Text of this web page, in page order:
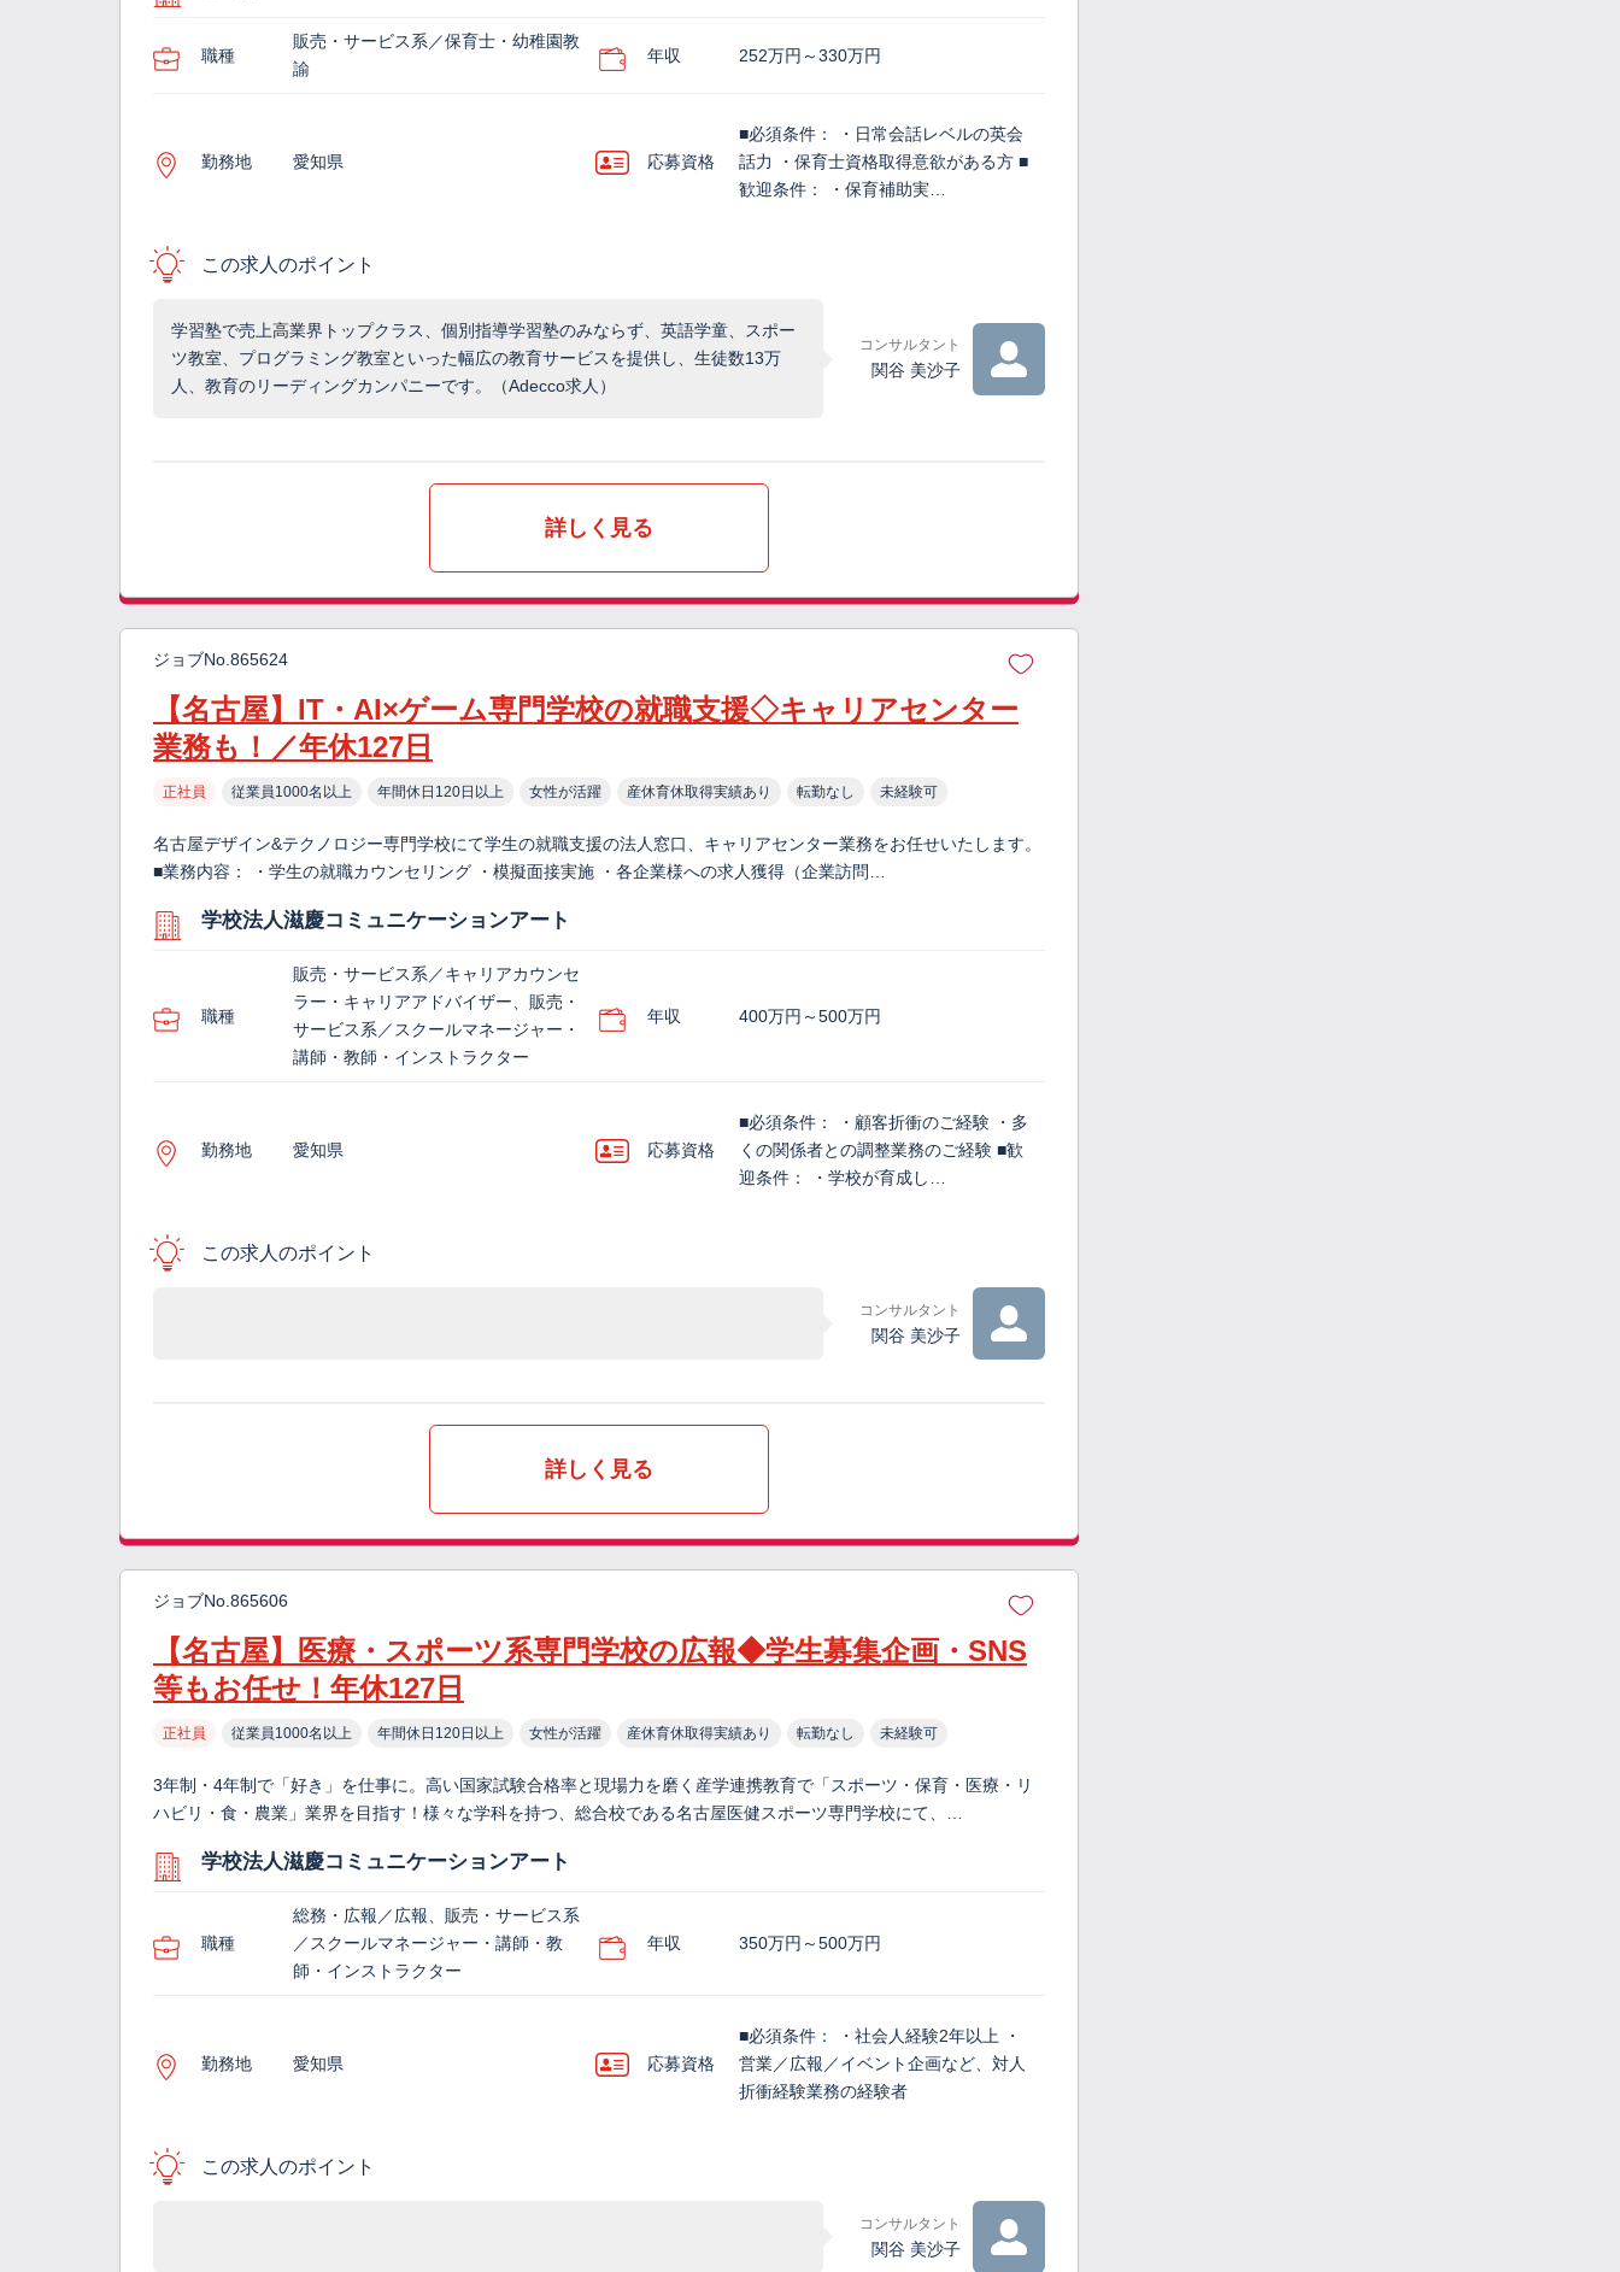
職種
販売・サービス系／保育士・幼稚園教
諭
年収 252万円～330万円
勤務地 愛知県 応募資格
■必須条件： ・日常会話レベルの英会
話力 ・保育士資格取得意欲がある方 ■
歓迎条件： ・保育補助実…
この求人のポイント
学習塾で売上高業界トップクラス、個別指導学習塾のみならず、英語学童、スポー
ツ教室、プログラミング教室といった幅広の教育サービスを提供し、生徒数13万
人、教育のリーディングカンパニーです。（Adecco求人）
コンサルタント
関谷 美沙子
詳しく見る
ジョブNo.865624
【名古屋】IT・AI×ゲーム専門学校の就職支援◇キャリアセンター
業務も！／年休127日
正社員 従業員1000名以上 年間休日120日以上 女性が活躍 産休育休取得実績あり 転勤なし 未経験可
名古屋デザイン&テクノロジー専門学校にて学生の就職支援の法人窓口、キャリアセンター業務をお任せいたします。
■業務内容： ・学生の就職カウンセリング ・模擬面接実施 ・各企業様への求人獲得（企業訪問…
学校法人滋慶コミュニケーションアート
職種
販売・サービス系／キャリアカウンセ
ラー・キャリアアドバイザー、販売・
サービス系／スクールマネージャー・
講師・教師・インストラクター
年収 400万円～500万円
勤務地 愛知県 応募資格
■必須条件： ・顧客折衝のご経験 ・多
くの関係者との調整業務のご経験 ■歓
迎条件： ・学校が育成し…
この求人のポイント
コンサルタント
関谷 美沙子
詳しく見る
ジョブNo.865606
【名古屋】医療・スポーツ系専門学校の広報◆学生募集企画・SNS
等もお任せ！年休127日
正社員 従業員1000名以上 年間休日120日以上 女性が活躍 産休育休取得実績あり 転勤なし 未経験可
3年制・4年制で「好き」を仕事に。高い国家試験合格率と現場力を磨く産学連携教育で「スポーツ・保育・医療・リ
ハビリ・食・農業」業界を目指す！様々な学科を持つ、総合校である名古屋医健スポーツ専門学校にて、…
学校法人滋慶コミュニケーションアート
職種
総務・広報／広報、販売・サービス系
／スクールマネージャー・講師・教
師・インストラクター
年収 350万円～500万円
勤務地 愛知県 応募資格
■必須条件： ・社会人経験2年以上 ・
営業／広報／イベント企画など、対人
折衝経験業務の経験者
この求人のポイント
コンサルタント
関谷 美沙子